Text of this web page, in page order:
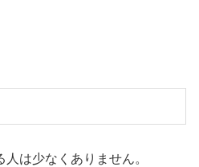
は少なくありません。